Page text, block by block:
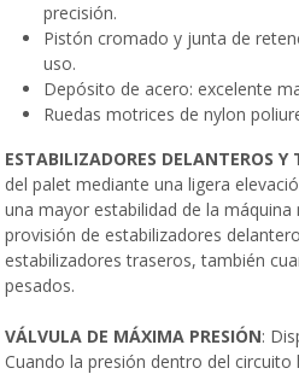
precisión.
Pistón cromado y junta de
uso.
Depósito de acero: excelente
Ruedas motrices de nylon
ESTABILIZADORES DELANTEROS Y
del palet mediante una ligera
una mayor estabilidad de la
provisión de estabilizadores
estabilizadores traseros, también
pesados.
VÁLVULA DE MÁXIMA PRESIÓN:
Cuando la presión dentro del